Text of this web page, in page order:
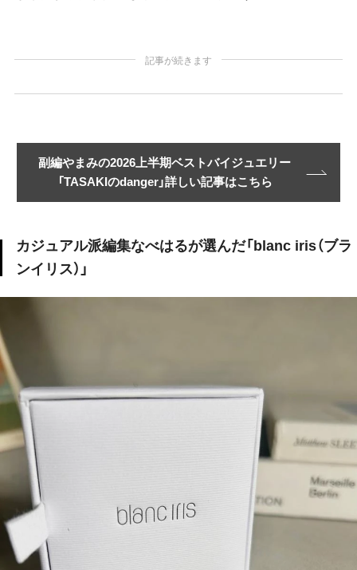
記事が続きます
副編やまみの2026上半期ベストバイジュエリー
「TASAKIのdanger」詳しい記事はこちら
カジュアル派編集なべはるが選んだ「blanc iris（ブラ
ンイリス）」